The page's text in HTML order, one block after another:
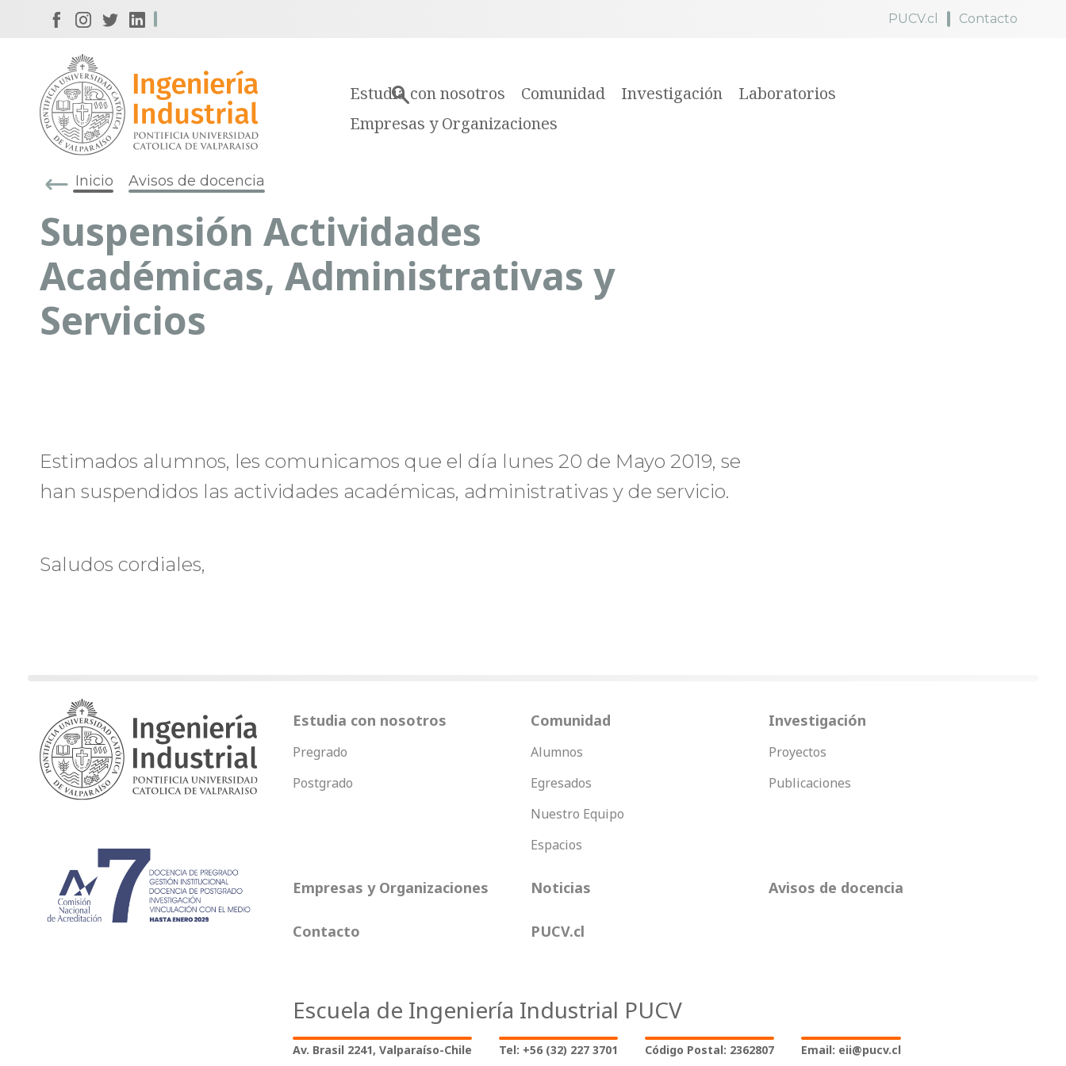
PUCV.cl Contacto
Estudia con nosotros Comunidad Investigación
Laboratorios
Empresas y Organizaciones
Inicio Avisos de docencia
Suspensión Actividades
Académicas, Administrativas y
Servicios
Estimados alumnos, les comunicamos que el día lunes 20 de Mayo 2019, se
han suspendidos las actividades académicas, administrativas y de servicio.
Saludos cordiales,
Estudia con nosotros
Pregrado
Postgrado
Comunidad
Alumnos
Egresados
Nuestro Equipo
Espacios
Investigación
Proyectos
Publicaciones
Empresas y Organizaciones Noticias Avisos de docencia
Contacto PUCV.cl
Escuela de Ingeniería Industrial PUCV
Av. Brasil 2241, Valparaíso-Chile Tel: +56 (32) 227 3701 Código Postal: 2362807 Email: eii@pucv.cl